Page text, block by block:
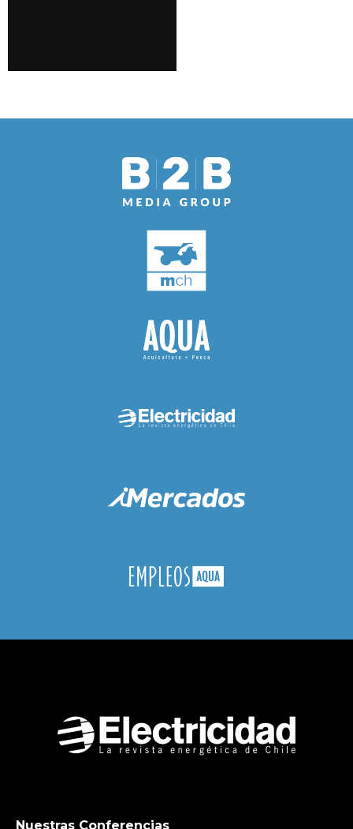
Nuestras Conferencias